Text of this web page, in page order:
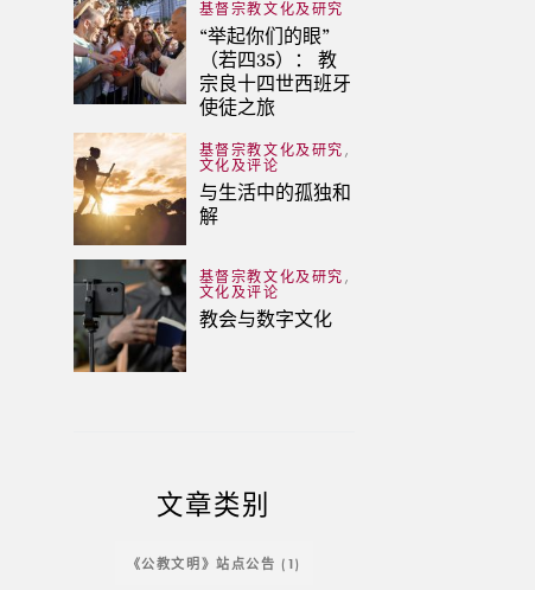
基督宗教文化及研究
“举起你们的眼”
（若四35）： 教
宗良十四世西班牙
使徒之旅
基督宗教文化及研究 ,
文化及评论
与生活中的孤独和
解
基督宗教文化及研究 ,
文化及评论
教会与数字文化
文章类别
《公教文明》站点公告 (1)